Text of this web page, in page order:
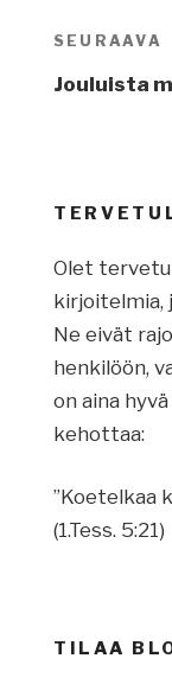
Seuraava
artikkeli
SEURAAVA
Jouluista
Olet
kirjoitelmia,
Ne eivät
henkilöön,
on aina
kehottaa:
”Koetelkaa
(1.Tess. 5:21)
TILAA